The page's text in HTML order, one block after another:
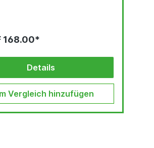
168.00*
Details
Vergleich hinzufügen